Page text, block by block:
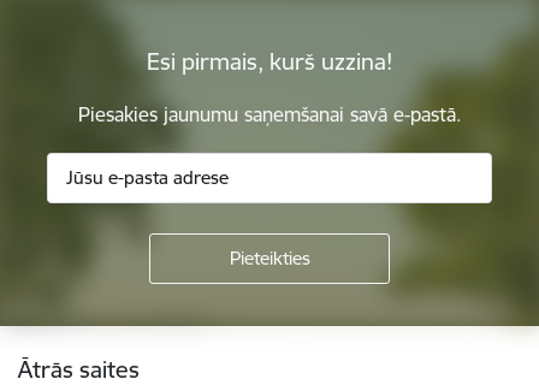
Esi pirmais, kurš uzzina!
Piesakies jaunumu saņemšanai savā e-pastā.
Kājene
Ātrās saites